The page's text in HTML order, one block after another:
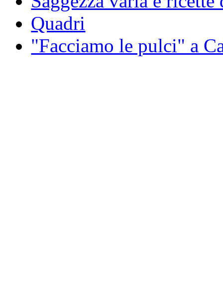
Quadri
"Facciamo le pulci" a